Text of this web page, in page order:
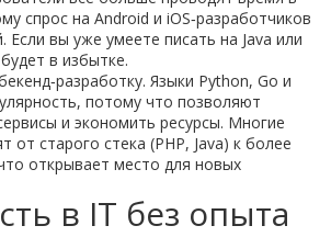
спрос на Android и iOS‑разработчиков
Если вы уже умеете писать на Java или
в избытке.
Языки Python, Go и
потому что позволяют
и экономить ресурсы. Многие
от старого стека (PHP, Java) к более
открывает место для новых
в IT без опыта